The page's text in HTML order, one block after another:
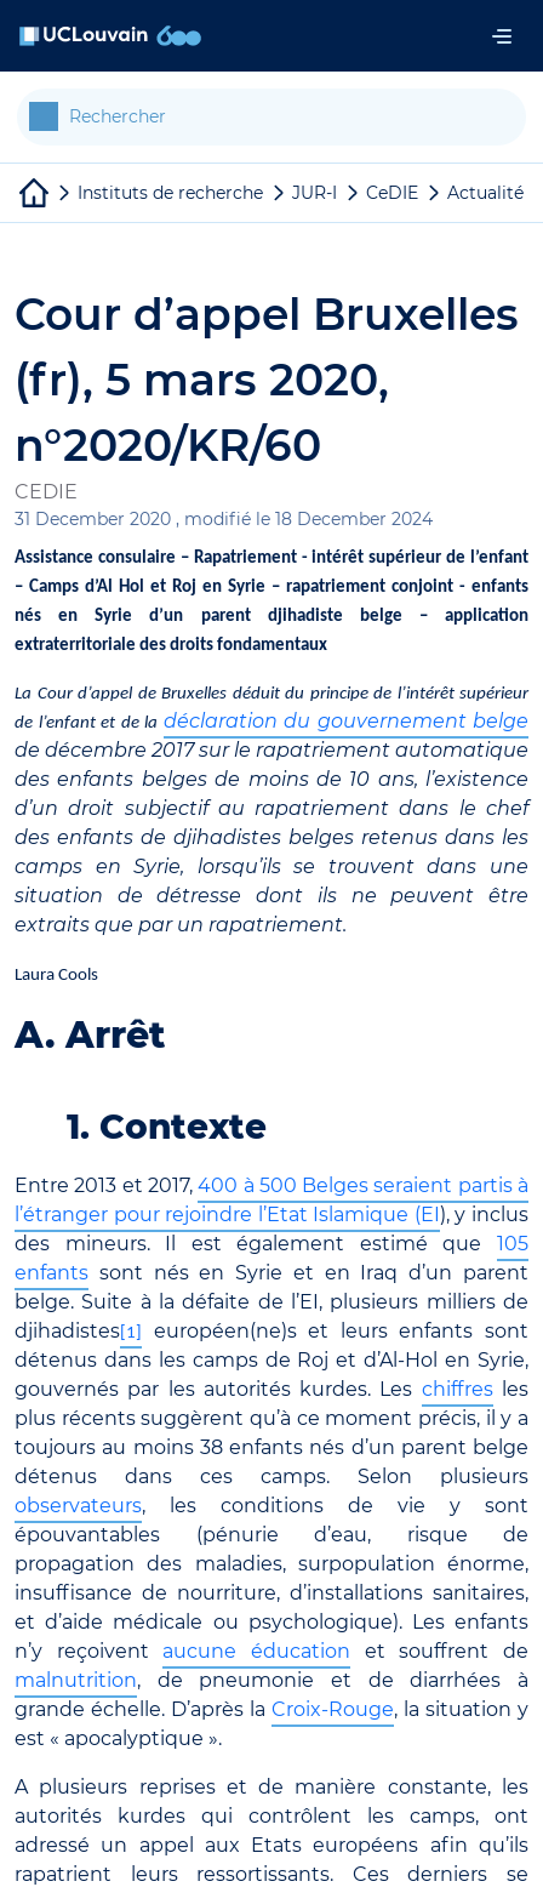
Instituts de recherche JUR-I CeDIE Actualités
Cour d’appel Bruxelles
(fr), 5 mars 2020,
n°2020/KR/60
CEDIE
31 December 2020 , modifié le 18 December 2024
Assistance consulaire – Rapatriement - intérêt supérieur de l’enfant
– Camps d’Al Hol et Roj en Syrie – rapatriement conjoint - enfants
nés en Syrie d’un parent djihadiste belge – application
extraterritoriale des droits fondamentaux
La Cour d’appel de Bruxelles déduit du principe de l’intérêt supérieur
de l’enfant et de la déclaration du gouvernement belge
de décembre 2017 sur le rapatriement automatique
des enfants belges de moins de 10 ans, l’existence
d’un droit subjectif au rapatriement dans le chef
des enfants de djihadistes belges retenus dans les
camps en Syrie, lorsqu’ils se trouvent dans une
situation de détresse dont ils ne peuvent être
extraits que par un rapatriement.
Laura Cools
A. Arrêt
1. Contexte
Entre 2013 et 2017,400 à 500 Belges seraient partis à
l’étranger pour rejoindre l’Etat Islamique (EI), y inclus
des mineurs. Il est également estimé que 105
enfants sont nés en Syrie et en Iraq d’un parent
belge. Suite à la défaite de l’EI, plusieurs milliers de
djihadistes [1]
européen(ne)s et leurs enfants sont
détenus dans les camps de Roj et d’Al-Hol en Syrie,
gouvernés par les autorités kurdes. Les chiffresles
plus récents suggèrent qu’à ce moment précis, il y a
toujours au moins 38 enfants nés d’un parent belge
détenus dans ces camps. Selon plusieurs
observateurs, les conditions de vie y sont
épouvantables (pénurie d’eau, risque de
propagation des maladies, surpopulation énorme,
insuffisance de nourriture, d’installations sanitaires,
et d’aide médicale ou psychologique). Les enfants
n’y reçoivent aucune éducation et souffrent de
malnutrition, de pneumonie et de diarrhées à
grande échelle. D’après la Croix-Rouge, la situation y
est « apocalyptique ».
A plusieurs reprises et de manière constante, les
autorités kurdes qui contrôlent les camps, ont
adressé un appel aux Etats européens afin qu’ils
rapatrient leurs ressortissants. Ces derniers se